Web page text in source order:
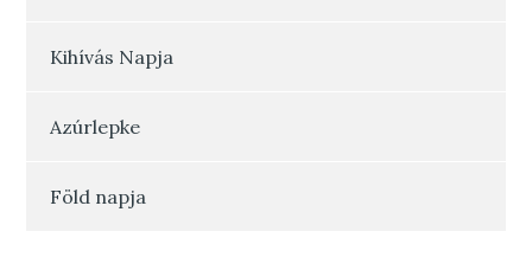
Kihívás Napja
Azúrlepke
Föld napja